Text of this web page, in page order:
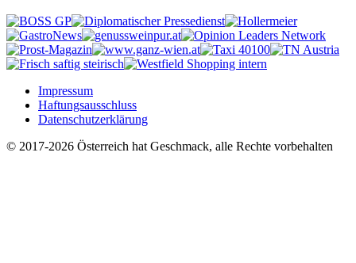
Impressum
Haftungsausschluss
Datenschutzerklärung
© 2017-2026 Österreich hat Geschmack, alle Rechte vorbehalten